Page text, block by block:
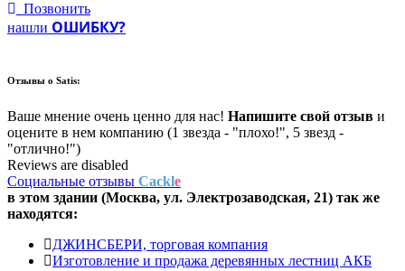
Позвонить
нашли ОШИБКУ?
Отзывы о Satis:
Ваше мнение очень ценно для нас! Напишите свой отзыв и
оцените в нем компанию (1 звезда - "плохо!", 5 звезд -
"отлично!")
Reviews are disabled
Социальные отзывы Cackle
в этом здании (Москва, ул. Электрозаводская, 21) так же
находятся:
ДЖИНСБЕРИ, торговая компания
Изготовление и продажа деревянных лестниц АКБ